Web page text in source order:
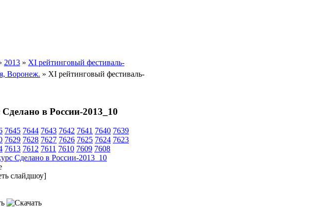
2013 » XI рейтинговый фестиваль-
Воронеж. » XI рейтинговый фестиваль-
в России-2013_10
7645 7644 7643 7642 7641 7640 7639
7629 7628 7627 7626 7625 7624 7623
7613 7612 7611 7610 7609 7608
слайдшоу]